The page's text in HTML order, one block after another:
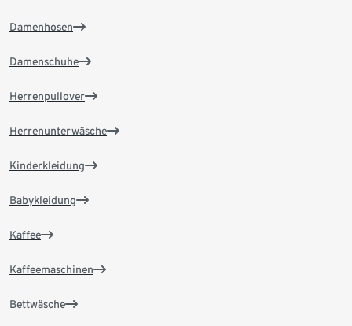
Damenhosen
Damenschuhe
Herrenpullover
Herrenunterwäsche
Kinderkleidung
Babykleidung
Kaffee
Kaffeemaschinen
Bettwäsche